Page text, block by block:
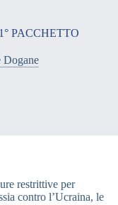
PACCHETTO
Dogane
restrittive per
contro l’Ucraina, le